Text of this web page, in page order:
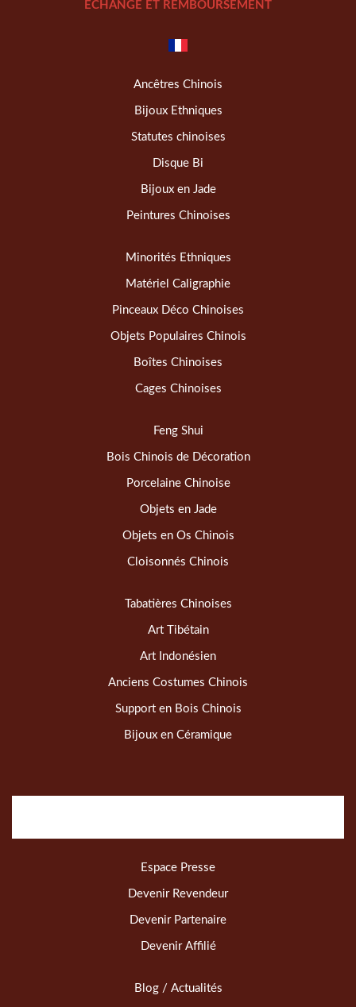
ÉCHANGE ET REMBOURSEMENT
Ancêtres Chinois
Bijoux Ethniques
Statutes chinoises
Disque Bi
Bijoux en Jade
Peintures Chinoises
Minorités Ethniques
Matériel Caligraphie
Pinceaux Déco Chinoises
Objets Populaires Chinois
Boîtes Chinoises
Cages Chinoises
Feng Shui
Bois Chinois de Décoration
Porcelaine Chinoise
Objets en Jade
Objets en Os Chinois
Cloisonnés Chinois
Tabatières Chinoises
Art Tibétain
Art Indonésien
Anciens Costumes Chinois
Support en Bois Chinois
Bijoux en Céramique
Espace Presse
Devenir Revendeur
Devenir Partenaire
Devenir Affilié
Blog / Actualités